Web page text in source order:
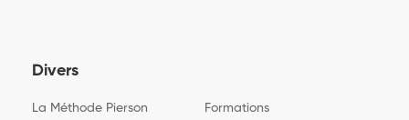
Divers
La Méthode Pierson Formations